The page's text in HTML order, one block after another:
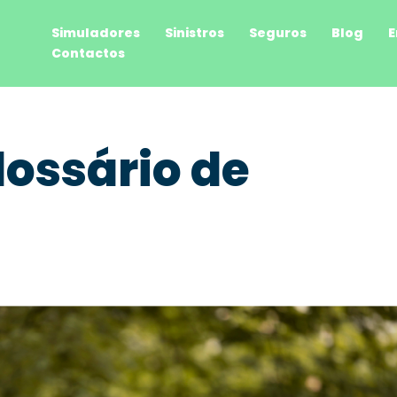
Simuladores Sinistros Seguros Blog
Contactos
de